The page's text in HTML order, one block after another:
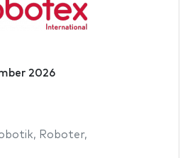
2026
, Roboter,